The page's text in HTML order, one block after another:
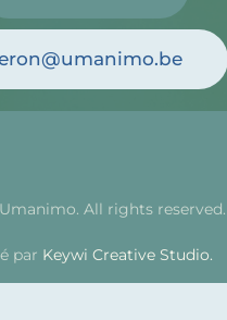
Umanimo. All rights reserved.
par Keywi Creative Studio.